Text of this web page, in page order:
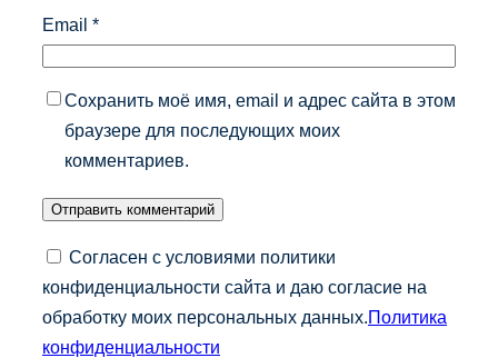
Email *
Сохранить моё имя, email и адрес сайта в этом
браузере для последующих моих
комментариев.
Согласен с условиями политики
конфиденциальности сайта и даю согласие на
обработку моих персональных данных. Политика
конфиденциальности